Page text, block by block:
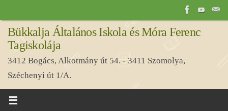
a
tartalomra
Bükkalja Általános Iskola és Móra Ferenc
Tagiskolája
3412 Bogács, Alkotmány út 54. - 3411 Szomolya,
Széchenyi út 1/A.